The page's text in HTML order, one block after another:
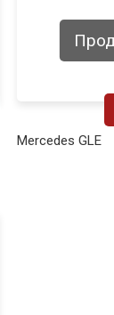
Mercedes GLE